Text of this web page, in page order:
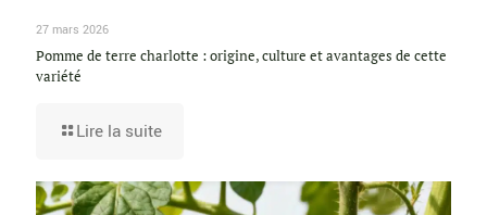
27 mars 2026
Pomme de terre charlotte : origine, culture et avantages de cette
variété
Lire la suite